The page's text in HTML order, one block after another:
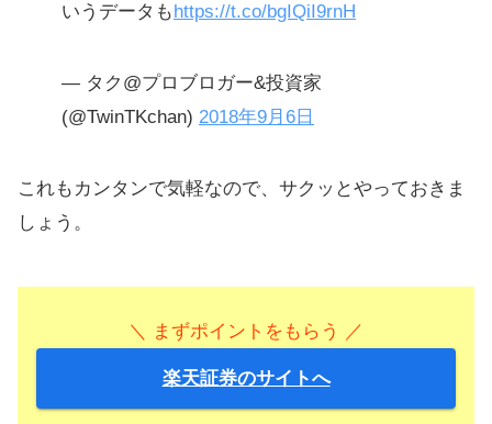
いうデータも https://t.co/bgIQiI9rnH
— タク@プロブロガー&投資家
(@TwinTKchan) 2018年9月6日
これもカンタンで気軽なので、サクッとやっておきま
しょう。
＼ まずポイントをもらう ／
楽天証券のサイトへ